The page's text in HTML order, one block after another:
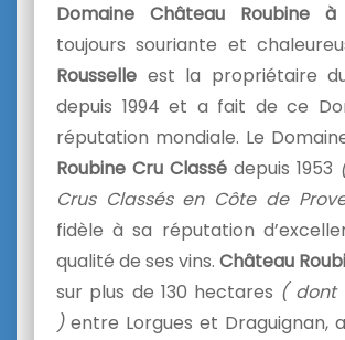
Domaine
Château Roubine
toujours souriante et
Rousselle est la propriétaire
depuis 1994 et a fait de ce
réputation mondiale. Le
Roubine Cru Classé depuis 1953
Crus Classés en Côte de
fidèle à sa réputation
qualité de ses vins. Château
sur plus de 130 hectares ( dont
)entre Lorgues et Draguignan,